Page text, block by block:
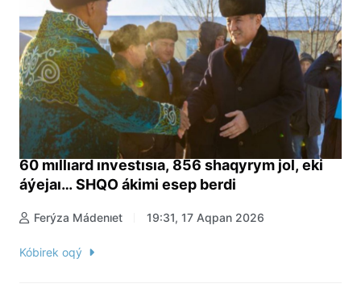
60 mıllıard ınvestısıa, 856 shaqyrym jol, eki
áýejaı… SHQO ákimi esep berdi
Ferýza Mádenıet 19:31, 17 Aqpan 2026
Kóbirek oqý